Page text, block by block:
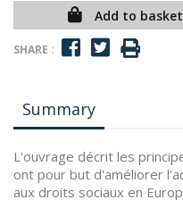
Add to basket
SHARE :
Summary
L'ouvrage décrit les
ont pour but d'améliorer
aux droits sociaux en